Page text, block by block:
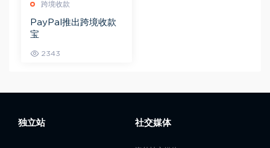
跨境收款
PayPal推出跨境收款
宝
2343
独立站 社交媒体